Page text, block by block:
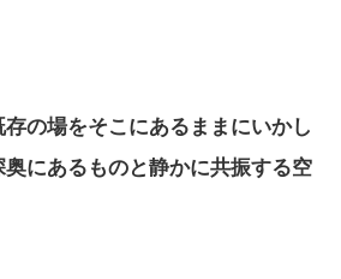
存の場をそこにあるままにいかし
にあるものと静かに共振する空